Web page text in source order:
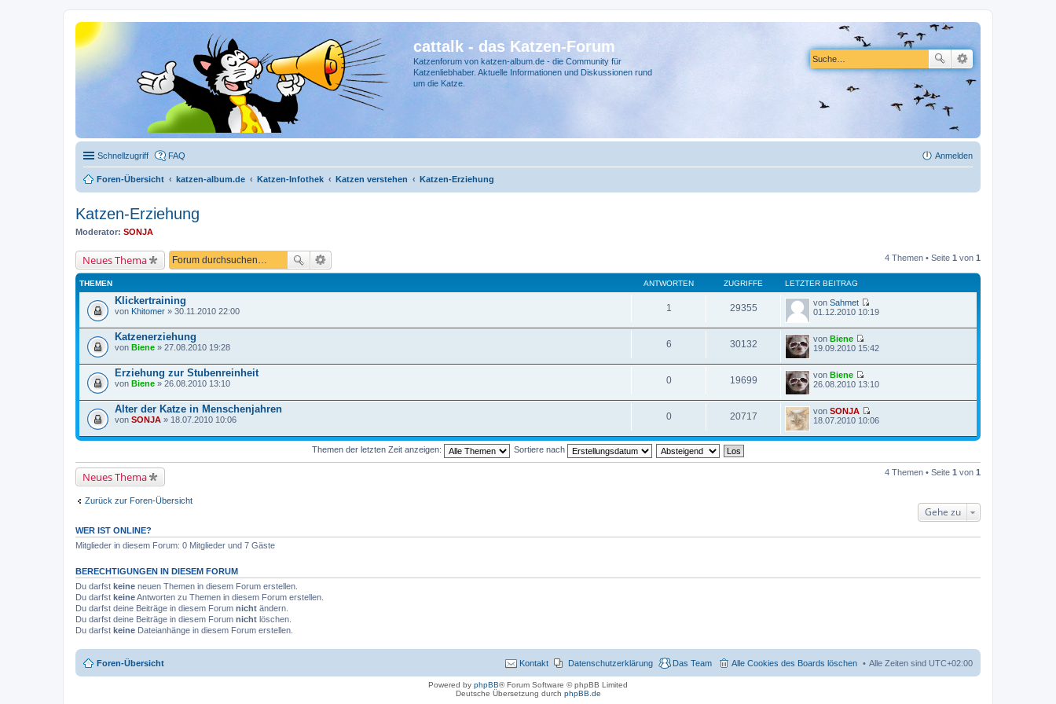
cattalk - das Katzen-Forum
Katzenforum von katzen-album.de - die Community für
Katzenliebhaber. Aktuelle Informationen und Diskussionen rund
um die Katze.
Schnellzugriff FAQ Anmelden
Foren-Übersicht katzen-album.de Katzen-Infothek Katzen verstehen Katzen-Erziehung
Katzen-Erziehung
Moderator: SONJA
Neues Thema 4 Themen • Seite 1 von 1
THEMEN ANTWORTEN ZUGRIFFE LETZTER BEITRAG
Klickertraining
von Khitomer » 30.11.2010 22:00 1 29355 von Sahmet
N
u
s
e
B
i
r
g
01.12.2010 10:19
Katzenerziehung
von Biene » 27.08.2010 19:28 6 30132 von Biene
N
u
s
e
r
B
i
19.09.2010 15:42
Erziehung zur Stubenreinheit
von Biene » 26.08.2010 13:10 0 19699 von Biene
N
u
e
s
e
26.08.2010 13:10
Alter der Katze in Menschenjahren
von SONJA » 18.07.2010 10:06 0 20717 von SONJA
N
u
t
18.07.2010 10:06
Themen der letzten Zeit anzeigen: Sortiere nach
Neues Thema 4 Themen • Seite 1 von 1
Zurück zur Foren-Übersicht
Gehe zu
WER IST ONLINE?
Mitglieder in diesem Forum: 0 Mitglieder und 7 Gäste
BERECHTIGUNGEN IN DIESEM FORUM
Du darfst keine neuen Themen in diesem Forum erstellen.
Du darfst keineAntworten zu Themen in diesem Forum erstellen.
Du darfst deine Beiträge in diesem Forum nicht ändern.
Du darfst deine Beiträge in diesem Forum nicht löschen.
Du darfst keine Dateianhänge in diesem Forum erstellen.
Foren-Übersicht Alle Zeiten sind UTC+02:00
Alle Cookies des Boards löschen
Das Team
Datenschutzerklärung
Kontakt
Powered by phpBB® Forum Software © phpBB Limited
Deutsche Übersetzung durch phpBB.de